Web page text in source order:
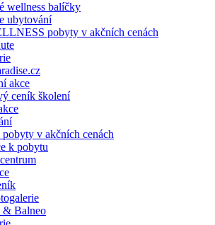
wellness balíčky
ubytování
pobyty v akčních cenách
akce
ceník školení
pobyty v akčních cenách
k pobytu
& Balneo